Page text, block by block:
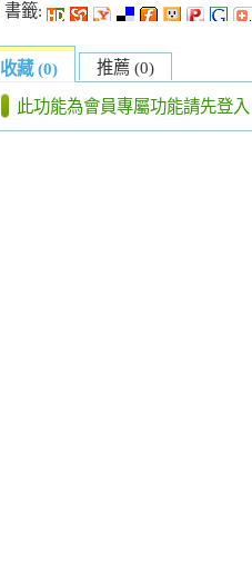
書籤:
收藏 (0) 推薦 (0)
此功能為會員專屬功能請先登入